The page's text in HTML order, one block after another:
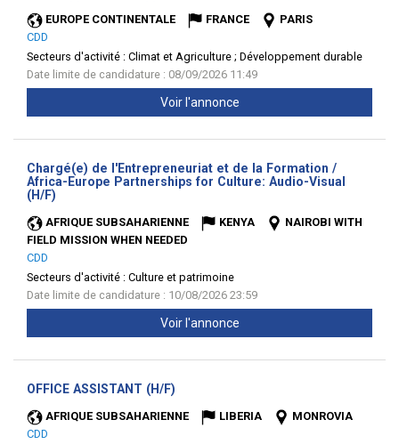
EUROPE CONTINENTALE FRANCE
PARIS
CDD
Secteurs d'activité : Climat et Agriculture ; Développement durable
Date limite de candidature : 08/09/2026 11:49
Voir l'annonce
Chargé(e) de l'Entrepreneuriat et de la Formation /
Africa-Europe Partnerships for Culture: Audio-Visual
(H/F)
AFRIQUE SUBSAHARIENNE KENYA
NAIROBI WITH
FIELD MISSION WHEN NEEDED
CDD
Secteurs d'activité : Culture et patrimoine
Date limite de candidature : 10/08/2026 23:59
Voir l'annonce
OFFICE ASSISTANT (H/F)
AFRIQUE SUBSAHARIENNE LIBERIA
MONROVIA
CDD